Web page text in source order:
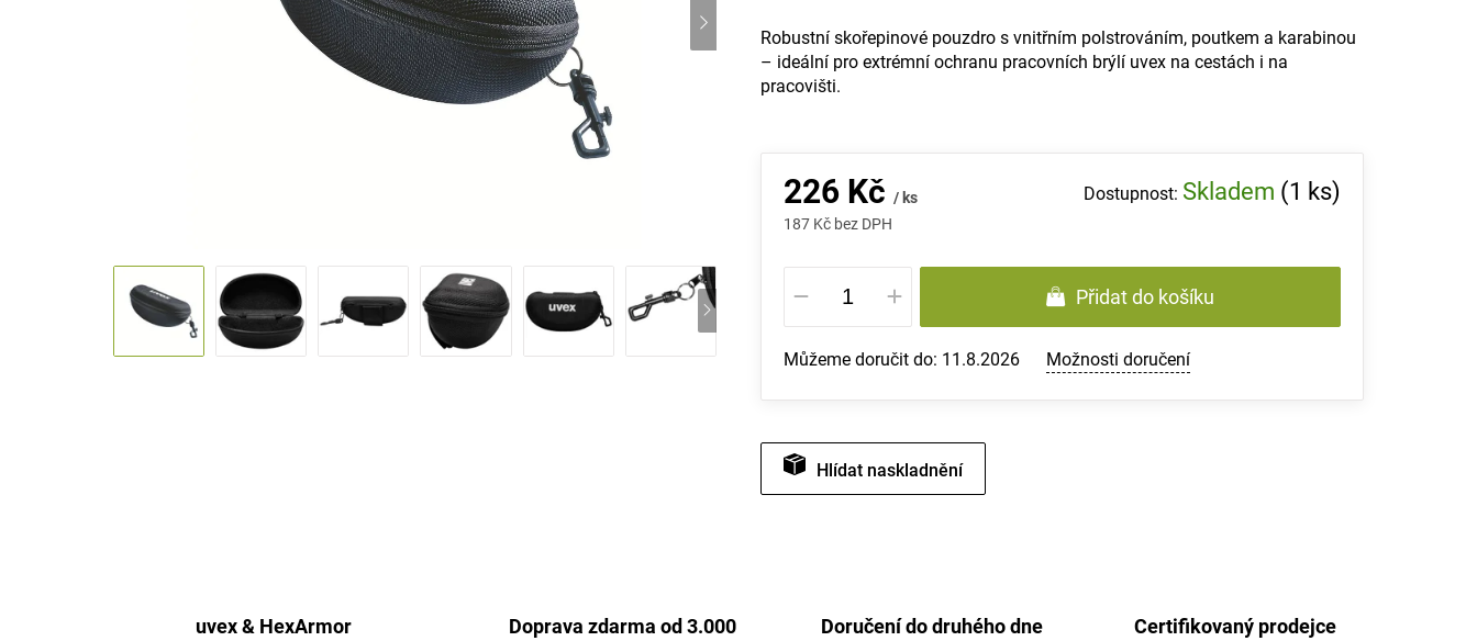
Robustní skořepinové pouzdro s vnitřním polstrováním, poutkem a karabinou
– ideální pro extrémní ochranu pracovních brýlí uvex na cestách i na
pracovišti.
226 Kč / ks
187 Kč bez DPH
Měrná
cena:
Skladem (1 ks)
Přidat do košíku
Můžeme doručit do: 11.8.2026 Možnosti doručení
Hlídat
uvex & HexArmor
Doprava zdarma od 3.000
Doručení do druhého dne Certifikovaný prodejce